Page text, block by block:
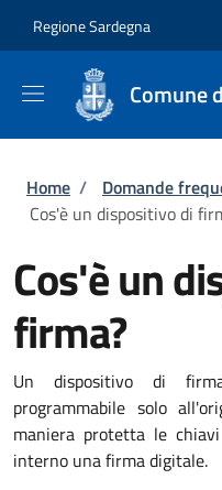
Regione Sardegna
Comune
Briciole di
Home / Domande
Cos'è un dispositivo di
Cos'è un
firma?
Un dispositivo di
programmabile solo
maniera protetta le
interno una firma digitale.